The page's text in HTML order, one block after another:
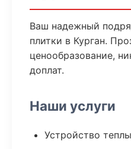
Ваш надежный
плитки в Курган.
ценообразование,
доплат.
Наши услуги
Устройство